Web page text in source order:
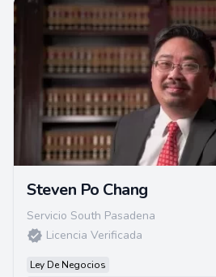
Steven Po Chang
Servicio South Pasadena
Licencia Verificada
Ley De Negocios